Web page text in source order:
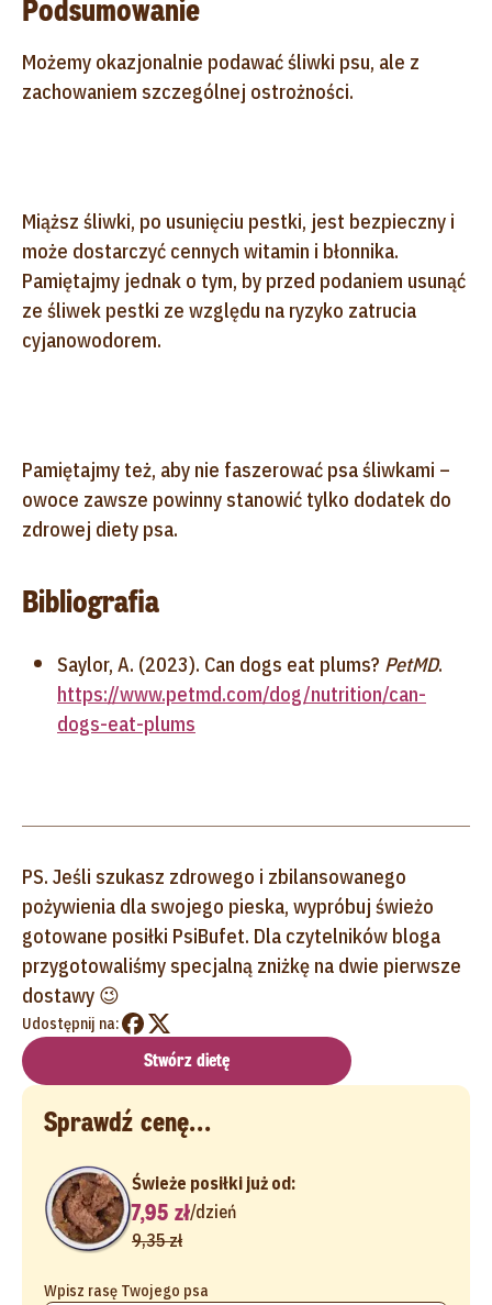
Podsumowanie
Możemy okazjonalnie podawać śliwki psu, ale z
zachowaniem szczególnej ostrożności.
Miąższ śliwki, po usunięciu pestki, jest bezpieczny i
może dostarczyć cennych witamin i błonnika.
Pamiętajmy jednak o tym, by przed podaniem usunąć
ze śliwek pestki ze względu na ryzyko zatrucia
cyjanowodorem.
Pamiętajmy też, aby nie faszerować psa śliwkami –
owoce zawsze powinny stanowić tylko dodatek do
zdrowej diety psa.
Bibliografia
Saylor, A. (2023). Can dogs eat plums? PetMD.
https://www.petmd.com/dog/nutrition/can-
dogs-eat-plums
PS. Jeśli szukasz zdrowego i zbilansowanego
pożywienia dla swojego pieska, wypróbuj świeżo
gotowane posiłki PsiBufet. Dla czytelników bloga
przygotowaliśmy specjalną zniżkę na dwie pierwsze
dostawy 😉
Udostępnij na:
Stwórz dietę
Sprawdź cenę...
Wpisz rasę Twojego psa
Świeże posiłki już od:
7,95 zł/dzień
9,35 zł